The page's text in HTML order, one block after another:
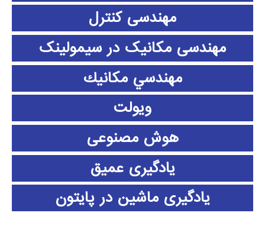
مهندسی کنترل
مهندسی مکانیک در سیمولینک
مهندسي مكانيك
ویولت
هوش مصنوعی
یادگیری عمیق
یادگیری ماشین در پایتون